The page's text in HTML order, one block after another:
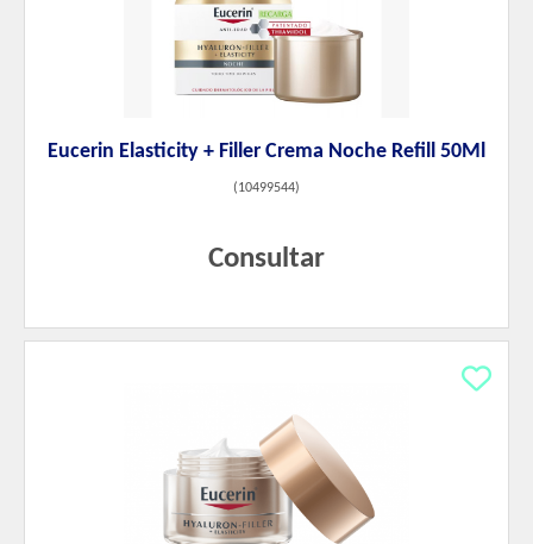
Eucerin Elasticity + Filler Crema Noche Refill 50Ml
(10499544)
Consultar